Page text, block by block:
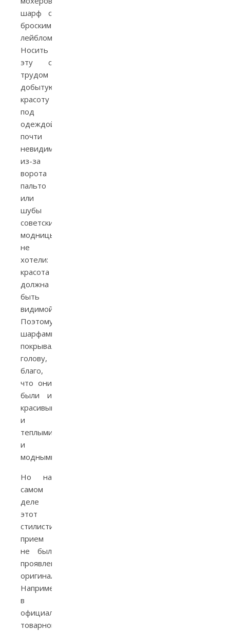
шарф с
броским
лейблом.
Носить
эту с
трудом
добытую
красоту
под
одеждой,
почти
невидимую
из-за
ворота
пальто
или
шубы
советские
модницы
не
хотели:
красота
должна
быть
видимой.
Поэтому
шарфами
покрывали
голову,
благо,
что они
были и
красивыми,
и
теплыми,
и
модными.
Но на
самом
деле
этот
стилистический
прием
не был
проявлением
оригинальности.
Например,
в
официальной
товарной